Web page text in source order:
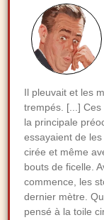
Il pleuvait et les
trempés. [...]
la principale
essayaient de
cirée et même
bouts de ficelle.
commence, les
dernier mètre.
pensé à la toile